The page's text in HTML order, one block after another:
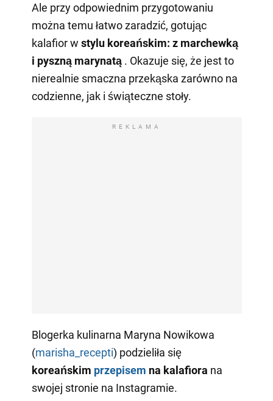
Ale przy odpowiednim przygotowaniu
można temu łatwo zaradzić, gotując
kalafior w stylu koreańskim: z marchewką
i pyszną marynatą . Okazuje się, że jest to
nierealnie smaczna przekąska zarówno na
codzienne, jak i świąteczne stoły.
REKLAMA
Blogerka kulinarna Maryna Nowikowa
(marisha_recepti) podzieliła się
koreańskim przepisem na kalafiora na
swojej stronie na Instagramie.